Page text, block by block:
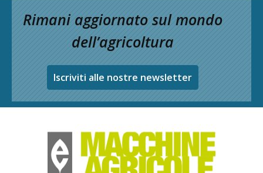
Rimani aggiornato sul mondo
dell’agricoltura
Iscriviti alle nostre newsletter